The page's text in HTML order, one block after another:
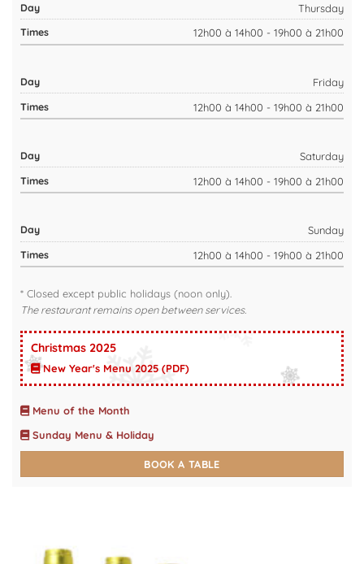
Thursday
12h00 à 14h00 - 19h00 à 21h00
Friday
12h00 à 14h00 - 19h00 à 21h00
Saturday
12h00 à 14h00 - 19h00 à 21h00
Sunday
12h00 à 14h00 - 19h00 à 21h00
* Closed except public holidays (noon only).
The restaurant remains open between services.
Christmas 2025
New Year's Menu 2025 (PDF)
Menu of the Month
Sunday Menu & Holiday
BOOK A TABLE